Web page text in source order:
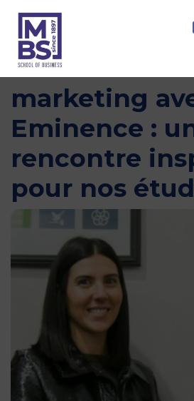
Faire carrière
marketing
Eminence :
rencontre
pour nos